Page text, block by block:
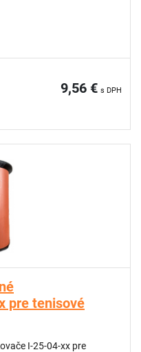
9,56 € s DPH
pre tenisové
I-25-04-xx pre